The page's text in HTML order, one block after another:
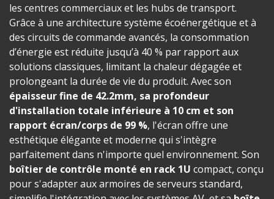
les centres commerciaux et les hubs de transport.
Grâce à une architecture système écoénergétique et à
des circuits de commande avancés, la consommation
d’énergie est réduite jusqu’à 40 % par rapport aux
solutions classiques, limitant la chaleur dégagée et
prolongeant la durée de vie du produit. Avec son
épaisseur fine de 42.2mm, sa profondeur
d'installation totale inférieure à 10 cm et son
rapport écran/corps de 99 %, l'écran offre une
esthétique élégante et moderne qui s'intègre
parfaitement dans n'importe quel environnement. Son
boîtier de contrôle monté en rack 1U compact, conçu
pour s'adapter aux armoires de serveurs standard,